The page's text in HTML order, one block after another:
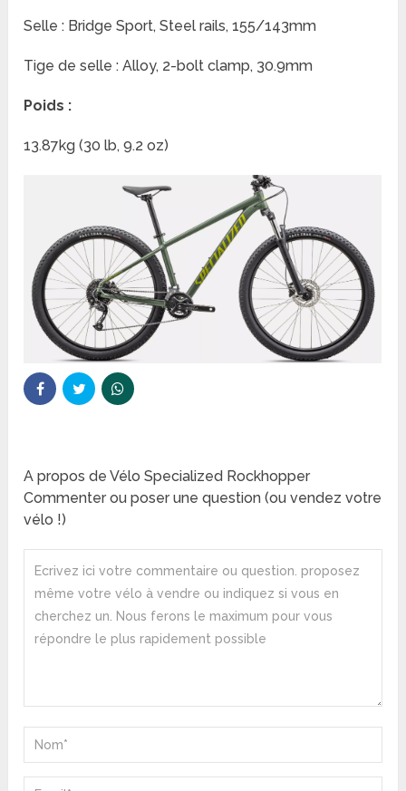
Selle : Bridge Sport, Steel rails, 155/143mm
Tige de selle : Alloy, 2-bolt clamp, 30.9mm
Poids :
13.87kg (30 lb, 9.2 oz)
A propos de Vélo Specialized Rockhopper
Commenter ou poser une question (ou vendez votre
vélo !)